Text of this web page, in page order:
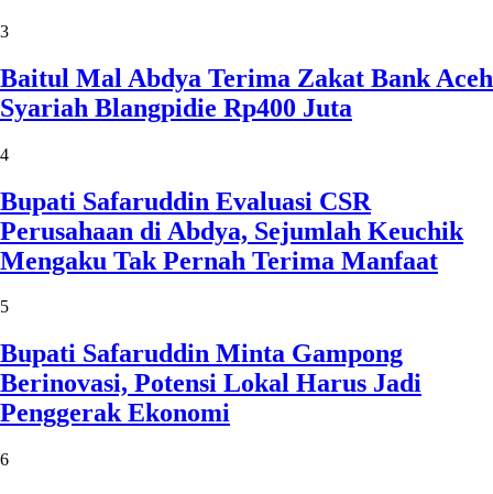
3
Baitul Mal Abdya Terima Zakat Bank Aceh
Syariah Blangpidie Rp400 Juta
4
Bupati Safaruddin Evaluasi CSR
Perusahaan di Abdya, Sejumlah Keuchik
Mengaku Tak Pernah Terima Manfaat
5
Bupati Safaruddin Minta Gampong
Berinovasi, Potensi Lokal Harus Jadi
Penggerak Ekonomi
6